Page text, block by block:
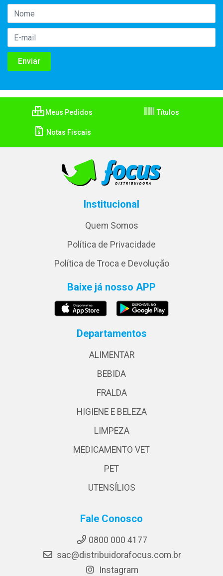
Meus Pedidos Títulos
Notas Fiscais
Institucional
Quem Somos
Política de Privacidade
Política de Troca e Devolução
Baixe já nosso APP
Departamentos
ALIMENTAR
BEBIDA
FRALDA
HIGIENE E BELEZA
LIMPEZA
MEDICAMENTO VET
PET
UTENSÍLIOS
Fale Conosco
0800 000 4177
sac@distribuidorafocus.com.br
Instagram